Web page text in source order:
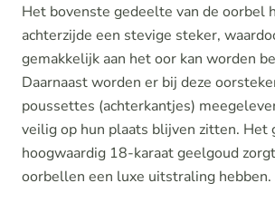
Het bovenste gedeelte van de oorbel
achterzijde een stevige steker,
gemakkelijk aan het oor kan worden
Daarnaast worden er bij deze
poussettes (achterkantjes)
veilig op hun plaats blijven zitten. Het
hoogwaardig 18-karaat geelgoud
oorbellen een luxe uitstraling hebben.